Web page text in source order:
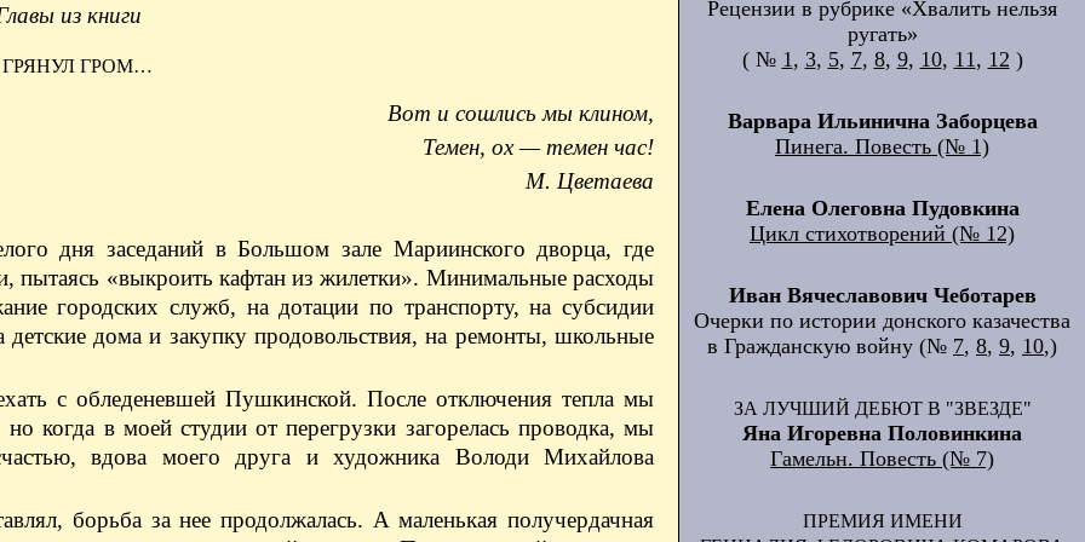
из книги
ГРОМ…
Вот и сошлись мы клином,
Темен, ох — ​темен час!
М. Цветаева
дня заседаний в Большом зале Мариинского дворца, где
«выкроить кафтан из жилетки». Минимальные расходы
городских служб, на дотации по транспорту, на субсидии
дома и закупку продовольствия, на ремонты, школьные
с обледеневшей Пушкинской. После отключения тепла мы
когда в моей студии от перегрузки загорелась проводка, мы
вдова моего друга и художника Володи Михайлова
борьба за нее продолжалась. А маленькая получердачная
Рецензии в рубрике «Хвалить нельзя
ругать»
( № 1, 3, 5, 7, 8, 9, 10, 11, 12 )
Варвара Ильинична Заборцева
Пинега. Повесть (№ 1)
Елена Олеговна Пудовкина
Цикл стихотворений (№ 12)
Иван Вячеславович Чеботарев
Очерки по истории донского казачества
в Гражданскую войну (№ 7, 8, 9, 10,)
ЗА ЛУЧШИЙ ДЕБЮТ В "ЗВЕЗДЕ"
Яна Игоревна Половинкина
Гамельн. Повесть (№ 7)
ПРЕМИЯ ИМЕНИ